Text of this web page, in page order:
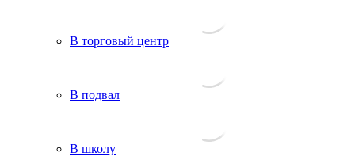
В торговый центр
В подвал
В школу